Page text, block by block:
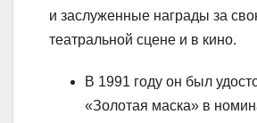
и заслуженные награды за
театральной сцене и в кино.
В 1991 году он был
«Золотая маска» в